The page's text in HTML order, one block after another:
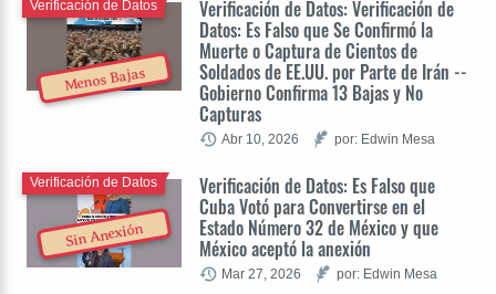
Menos Bajas
Verificación de Datos: Verificación de
Datos: Es Falso que Se Confirmó la
Muerte o Captura de Cientos de
Soldados de EE.UU. por Parte de Irán --
Gobierno Confirma 13 Bajas y No
Capturas
Verificación de Datos
Abr 10, 2026 por: Edwin Mesa
Sin Anexión
Verificación de Datos: Es Falso que
Cuba Votó para Convertirse en el
Estado Número 32 de México y que
México aceptó la anexión
Verificación de Datos
Mar 27, 2026 por: Edwin Mesa